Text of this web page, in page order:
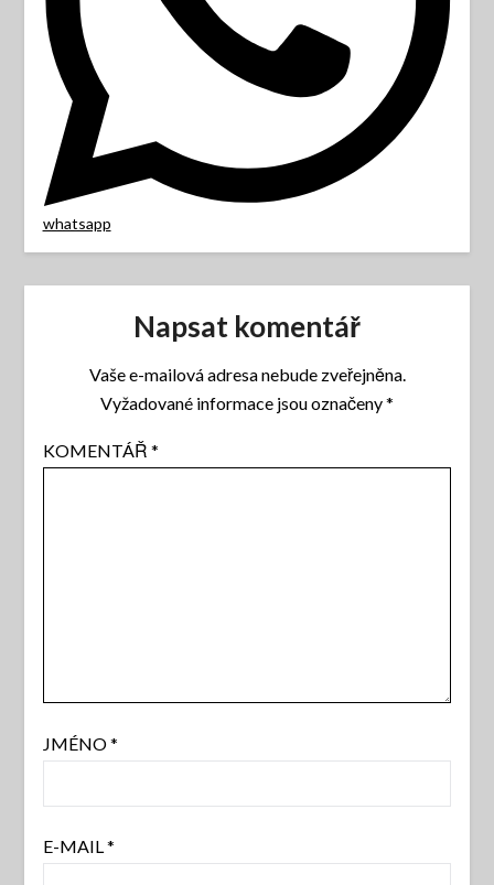
whatsapp
Napsat komentář
Vaše e-mailová adresa nebude zveřejněna.
Vyžadované informace jsou označeny*
KOMENTÁŘ *
JMÉNO*
E-MAIL*